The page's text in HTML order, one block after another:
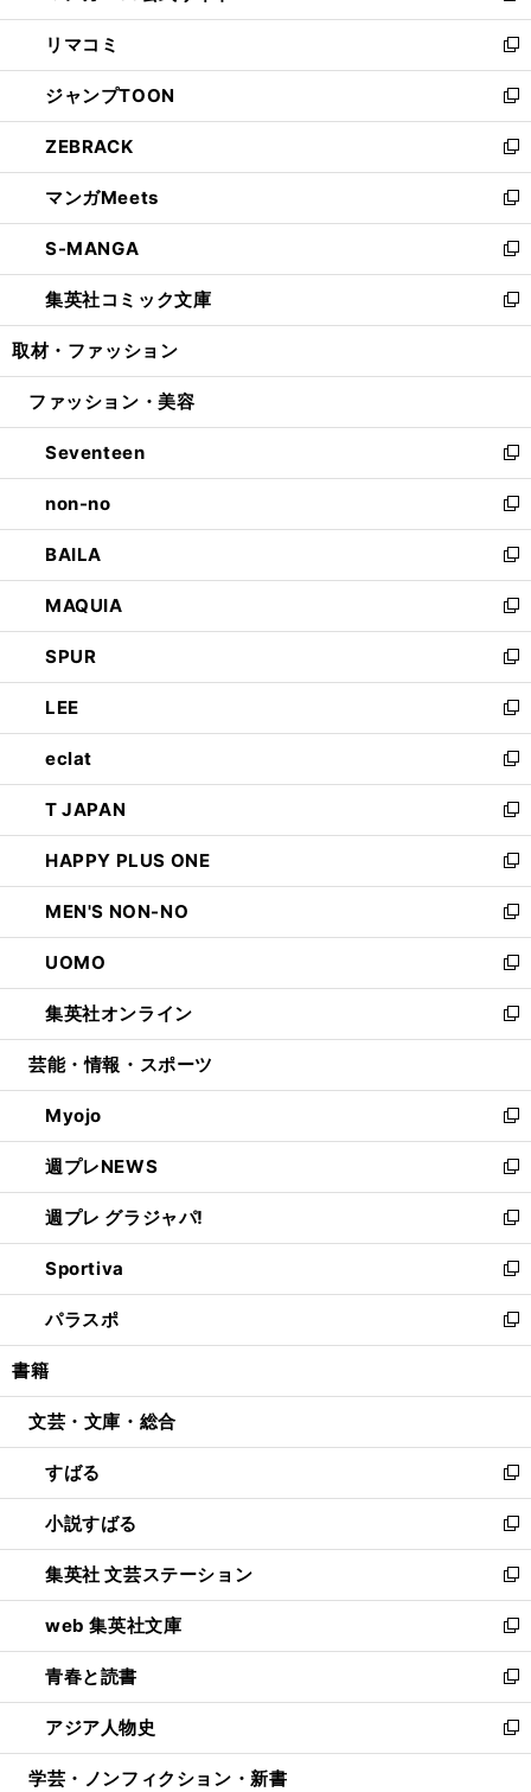
ウ
で
開
く
ン
ド
ウ
で
開
く
ウ
ィ
ン
ド
ウ
で
開
く
し
い
ウ
ィ
ン
ド
ウ
で
開
く
リマコミ
新
し
い
ウ
ィ
ン
ド
ウ
で
開
く
ジャンプTOON
新
し
い
ウ
ィ
ン
ド
ウ
で
開
ZEBRACK
新
し
い
ウ
ィ
ン
ド
ウ
開
マンガMeets
新
し
い
ウ
ィ
ン
ウ
開
く
S-MANGA
新
し
い
ウ
ン
ウ
で
開
く
集英社コミック文庫
新
し
ウ
ン
ド
ウ
で
開
く
取材・ファッション
ファッション・美容
Seventeen
新
し
い
ウ
ィ
ン
ド
ウ
で
開
く
non-no
新
し
い
ウ
ィ
ン
ド
ウ
で
開
く
BAILA
新
し
い
ウ
ィ
ン
ド
ウ
で
開
く
MAQUIA
新
し
い
ウ
ィ
ン
ド
ウ
で
開
く
SPUR
新
し
い
ウ
ィ
ン
ド
ウ
で
開
く
LEE
新
し
い
ウ
ィ
ン
ド
ウ
で
開
く
eclat
新
し
い
ウ
ィ
ン
ド
ウ
で
開
く
T JAPAN
新
し
い
ウ
ィ
ン
ド
ウ
で
開
HAPPY PLUS ONE
新
し
い
ウ
ィ
ン
ド
ウ
開
く
MEN'S NON-NO
新
し
い
ウ
ィ
ン
ウ
で
開
く
UOMO
新
し
い
ウ
ン
ド
ウ
で
開
く
集英社オンライン
新
し
ウ
ィ
ン
ド
ウ
で
開
く
芸能・情報・スポーツ
Myojo
新
し
い
ウ
ィ
ン
ド
ウ
で
開
週プレNEWS
新
し
い
ウ
ィ
ン
ド
ウ
開
週プレ グラジャパ!
新
し
い
ウ
ィ
ン
ウ
開
く
Sportiva
新
し
い
ウ
ン
ウ
で
開
く
パラスポ
新
し
ウ
ン
ド
ウ
で
開
く
書籍
文芸・文庫・総合
すばる
新
し
い
ウ
ィ
ン
ド
ウ
で
開
く
小説すばる
新
し
い
ウ
ィ
ン
ド
ウ
で
開
集英社 文芸ステーション
新
し
い
ウ
ィ
ン
ド
ウ
web 集英社文庫
新
し
い
ウ
ィ
ン
青春と読書
新
し
い
ウ
アジア人物史
新
し
学芸・ノンフィクション・新書